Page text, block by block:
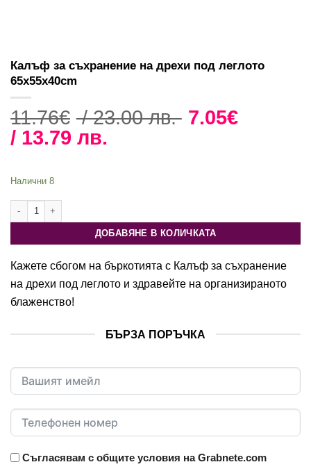
Калъф за съхранение на дрехи под леглото
65x55x40cm
11.76€ / 23.00 лв. Original
23.00 лв..
7.05€
/ 13.79 лв.
/
13.79 лв..
Налични 8
ДОБАВЯНЕ В КОЛИЧКАТА
Кажете сбогом на бъркотията с Калъф за съхранение
на дрехи под леглото и здравейте на организираното
блаженство!
БЪРЗА ПОРЪЧКА
Съгласявам с общите условия на Grabnete.com